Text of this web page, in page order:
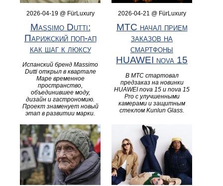
2026-04-19 @ FürLuxury
Massimo Dutti:
Парижский поп-ап
как шаг к люксу
Испанский бренд Massimo
Dutti открыл в квартале
Маре временное
пространство,
объединившее моду,
дизайн и гастрономию.
Проект знаменует новый
этап в развитии марки.
2026-04-21 @ FürLuxury
МТС начал прием
заказов на
смартфоны
HUAWEI nova 15
В МТС стартовал
предзаказ на новинки
HUAWEI nova 15 и nova 15
Pro с улучшенными
камерами и защитным
стеклом Kunlun Glass.